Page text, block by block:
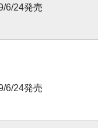
6/24発売
6/24発売